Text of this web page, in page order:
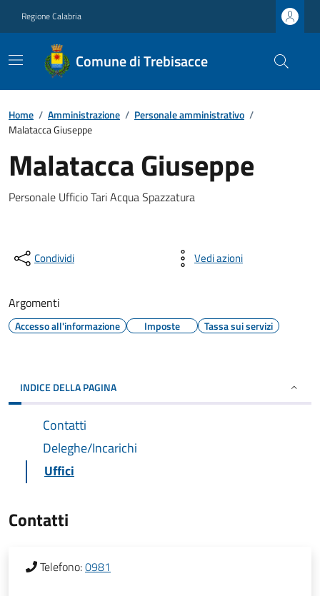
Regione Calabria
Comune di Trebisacce
Home / Amministrazione / Personale amministrativo /
Malatacca Giuseppe
Malatacca Giuseppe
Personale Ufficio Tari Acqua Spazzatura
Condividi Vedi azioni
Argomenti
Accesso all'informazione Imposte Tassa sui servizi
INDICE DELLA PAGINA
Contatti
Deleghe/Incarichi
Uffici
Contatti
Telefono:0981